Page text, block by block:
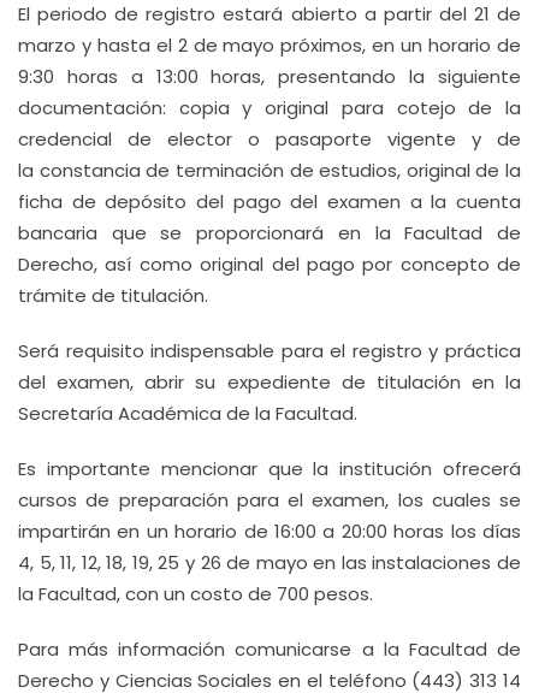
El periodo de registro estará abierto a partir del 21 de
marzo y hasta el 2 de mayo próximos, en un horario de
9:30 horas a 13:00 horas, presentando la siguiente
documentación: copia y original para cotejo de la
credencial de elector o pasaporte vigente y de
la constancia de terminación de estudios, original de la
ficha de depósito del pago del examen a la cuenta
bancaria que se proporcionará en la Facultad de
Derecho, así como original del pago por concepto de
trámite de titulación.
Será requisito indispensable para el registro y práctica
del examen, abrir su expediente de titulación en la
Secretaría Académica de la Facultad.
Es importante mencionar que la institución ofrecerá
cursos de preparación para el examen, los cuales se
impartirán en un horario de 16:00 a 20:00 horas los días
4, 5, 11, 12, 18, 19, 25 y 26 de mayo en las instalaciones de
la Facultad, con un costo de 700 pesos.
Para más información comunicarse a la Facultad de
Derecho y Ciencias Sociales en el teléfono (443) 313 14